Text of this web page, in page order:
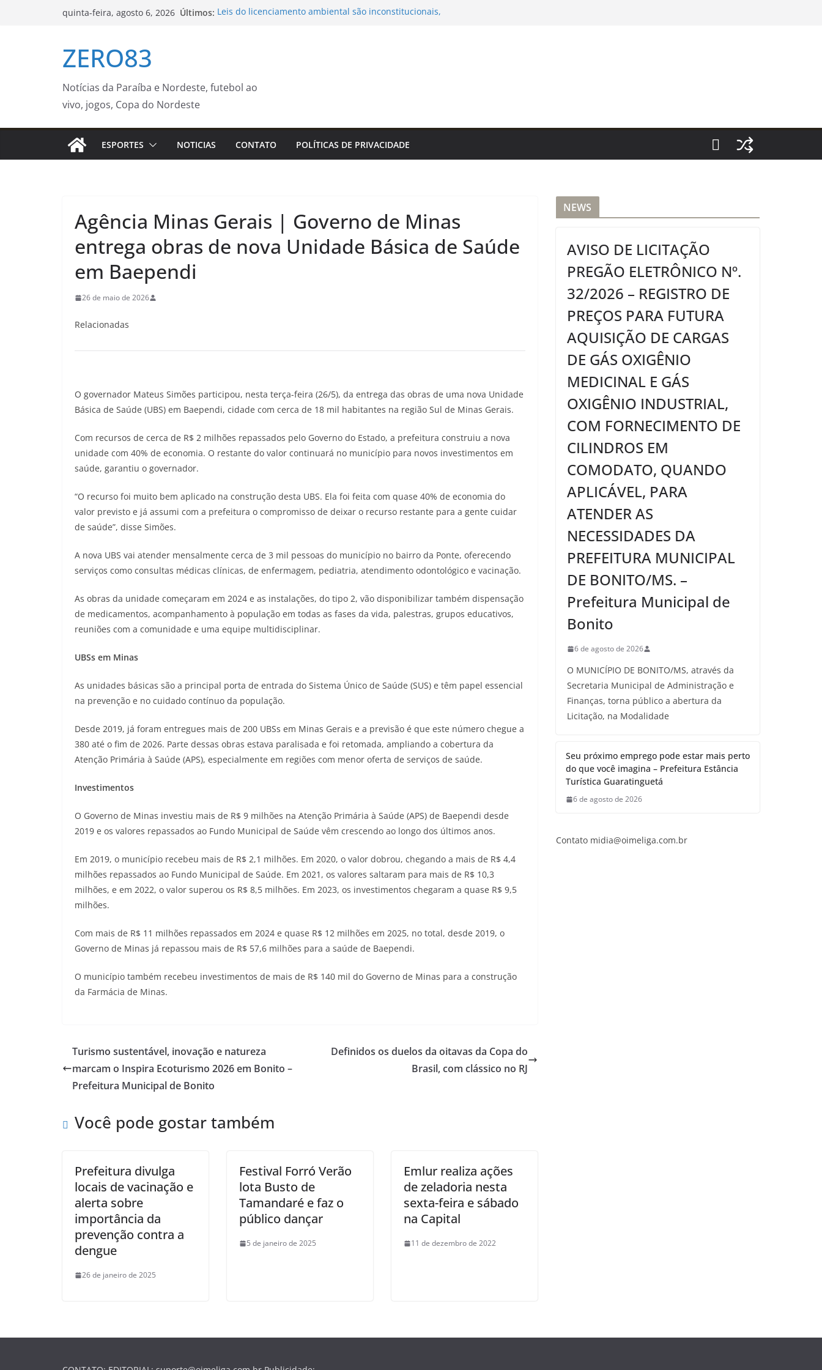
quinta-feira, agosto 6, 2026 Últimos: Leis do licenciamento ambiental são inconstitucionais,
COMODATO, QUANDO APLICÁVEL, PARA ATENDER AS
Campanha Municipal de Vacinação Antirrábica começa
neste sábado – Prefeitura da Cidade do Rio de Janeiro
ZERO83
Notícias da Paraíba e Nordeste, futebol ao
vivo, jogos, Copa do Nordeste
ESPORTES NOTICIAS CONTATO POLÍTICAS DE PRIVACIDADE
Agência Minas Gerais | Governo de Minas
entrega obras de nova Unidade Básica de Saúde
em Baependi
26 de maio de 2026
Relacionadas
O governador Mateus Simões participou, nesta terça-feira (26/5), da entrega das obras de uma nova Unidade
Básica de Saúde (UBS) em Baependi, cidade com cerca de 18 mil habitantes na região Sul de Minas Gerais.
Com recursos de cerca de R$ 2 milhões repassados pelo Governo do Estado, a prefeitura construiu a nova
unidade com 40% de economia. O restante do valor continuará no município para novos investimentos em
saúde, garantiu o governador.
“O recurso foi muito bem aplicado na construção desta UBS. Ela foi feita com quase 40% de economia do
valor previsto e já assumi com a prefeitura o compromisso de deixar o recurso restante para a gente cuidar
de saúde”, disse Simões.
A nova UBS vai atender mensalmente cerca de 3 mil pessoas do município no bairro da Ponte, oferecendo
serviços como consultas médicas clínicas, de enfermagem, pediatria, atendimento odontológico e vacinação.
As obras da unidade começaram em 2024 e as instalações, do tipo 2, vão disponibilizar também dispensação
de medicamentos, acompanhamento à população em todas as fases da vida, palestras, grupos educativos,
reuniões com a comunidade e uma equipe multidisciplinar.
UBSs em Minas
As unidades básicas são a principal porta de entrada do Sistema Único de Saúde (SUS) e têm papel essencial
na prevenção e no cuidado contínuo da população.
Desde 2019, já foram entregues mais de 200 UBSs em Minas Gerais e a previsão é que este número chegue a
380 até o fim de 2026. Parte dessas obras estava paralisada e foi retomada, ampliando a cobertura da
Atenção Primária à Saúde (APS), especialmente em regiões com menor oferta de serviços de saúde.
Investimentos
O Governo de Minas investiu mais de R$ 9 milhões na Atenção Primária à Saúde (APS) de Baependi desde
2019 e os valores repassados ao Fundo Municipal de Saúde vêm crescendo ao longo dos últimos anos.
Em 2019, o município recebeu mais de R$ 2,1 milhões. Em 2020, o valor dobrou, chegando a mais de R$ 4,4
milhões repassados ao Fundo Municipal de Saúde. Em 2021, os valores saltaram para mais de R$ 10,3
milhões, e em 2022, o valor superou os R$ 8,5 milhões. Em 2023, os investimentos chegaram a quase R$ 9,5
milhões.
Com mais de R$ 11 milhões repassados em 2024 e quase R$ 12 milhões em 2025, no total, desde 2019, o
Governo de Minas já repassou mais de R$ 57,6 milhões para a saúde de Baependi.
O município também recebeu investimentos de mais de R$ 140 mil do Governo de Minas para a construção
da Farmácia de Minas.
Turismo sustentável, inovação e natureza
marcam o Inspira Ecoturismo 2026 em Bonito –
Prefeitura Municipal de Bonito
Definidos os duelos da oitavas da Copa do
Brasil, com clássico no RJ
Você pode gostar também
Prefeitura divulga
locais de vacinação e
alerta sobre
importância da
prevenção contra a
dengue
26 de janeiro de 2025
Festival Forró Verão
lota Busto de
Tamandaré e faz o
público dançar
5 de janeiro de 2025
Emlur realiza ações
de zeladoria nesta
sexta-feira e sábado
na Capital
11 de dezembro de 2022
NEWS
AVISO DE LICITAÇÃO
PREGÃO ELETRÔNICO Nº.
32/2026 – REGISTRO DE
PREÇOS PARA FUTURA
AQUISIÇÃO DE CARGAS
DE GÁS OXIGÊNIO
MEDICINAL E GÁS
OXIGÊNIO INDUSTRIAL,
COM FORNECIMENTO DE
CILINDROS EM
COMODATO, QUANDO
APLICÁVEL, PARA
ATENDER AS
NECESSIDADES DA
PREFEITURA MUNICIPAL
DE BONITO/MS. –
Prefeitura Municipal de
Bonito
6 de agosto de 2026
O MUNICÍPIO DE BONITO/MS, através da
Secretaria Municipal de Administração e
Finanças, torna público a abertura da
Licitação, na Modalidade
Seu próximo emprego pode estar mais perto
do que você imagina – Prefeitura Estância
Turística Guaratinguetá
6 de agosto de 2026
Contato midia@oimeliga.com.br